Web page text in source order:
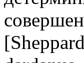
[Sheppard